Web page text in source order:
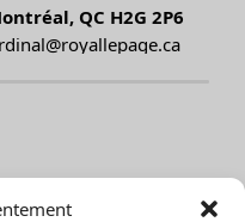
QC H2G 2P6